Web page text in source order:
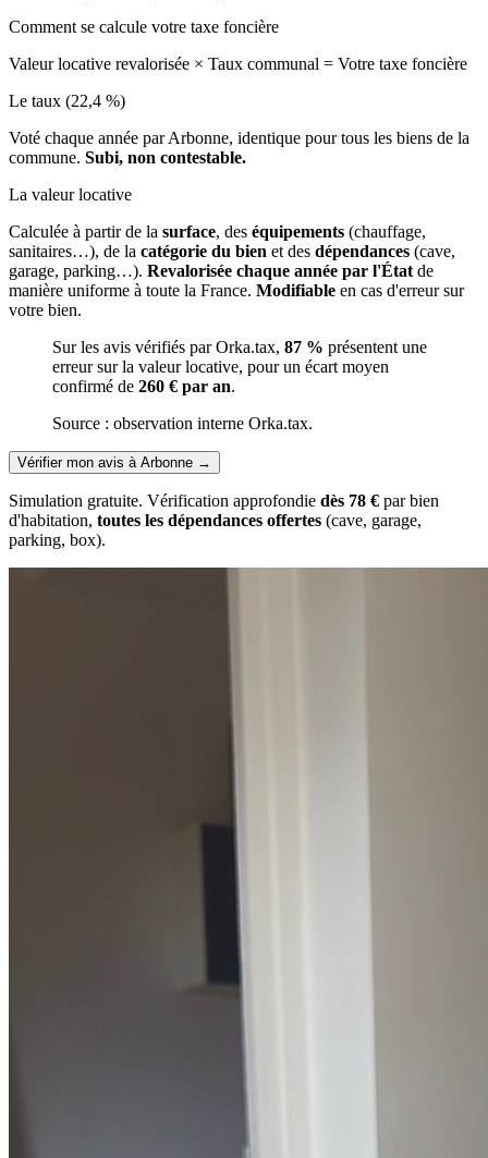
Comment se calcule votre taxe foncière
Valeur locative revalorisée × Taux communal = Votre taxe foncière
Le taux (22,4 %)
Voté chaque année par Arbonne, identique pour tous les biens de la
commune. Subi, non contestable.
La valeur locative
Calculée à partir de la surface, des équipements (chauffage,
sanitaires…), de la catégorie du bien et des dépendances (cave,
garage, parking…). Revalorisée chaque année par l'État de
manière uniforme à toute la France. Modifiable en cas d'erreur sur
votre bien.
Sur les avis vérifiés par Orka.tax, 87 % présentent une
erreur sur la valeur locative, pour un écart moyen
confirmé de 260 € par an.
Source : observation interne Orka.tax.
Vérifier mon avis à Arbonne →
Simulation gratuite. Vérification approfondie dès 78 € par bien
d'habitation, toutes les dépendances offertes (cave, garage,
parking, box).